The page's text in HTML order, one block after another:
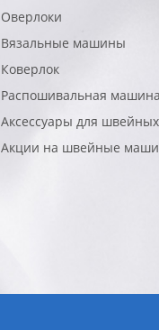
Оверлоки
Вязальные машины
Коверлок
Распошивальная машина
Аксессуары для
Акции на швейные